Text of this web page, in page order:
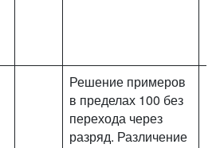
Решение примеров
в пределах 100 без
перехода через
разряд. Различение